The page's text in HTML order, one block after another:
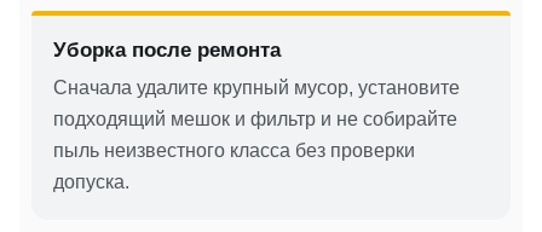
Уборка после ремонта
Сначала удалите крупный мусор, установите
подходящий мешок и фильтр и не собирайте
пыль неизвестного класса без проверки
допуска.